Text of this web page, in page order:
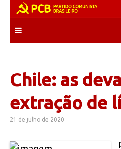
content
Chile: as
extração de
21 de julho de 2020